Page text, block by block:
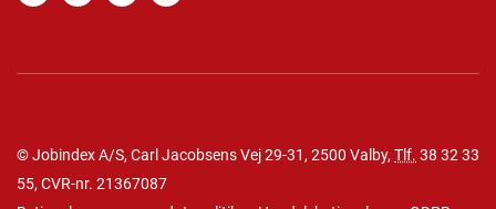
© Jobindex A/S, Carl Jacobsens Vej 29-31, 2500 Valby, Tlf. 38 32 33
55, CVR-nr. 21367087